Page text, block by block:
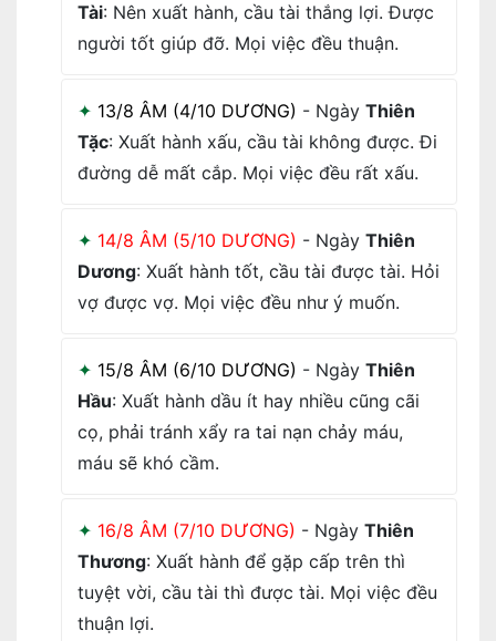
Tài: Nên xuất hành, cầu tài thắng lợi. Được
người tốt giúp đỡ. Mọi việc đều thuận.
13/8 ÂM (4/10 DƯƠNG) - Ngày Thiên
Tặc: Xuất hành xấu, cầu tài không được. Đi
đường dễ mất cắp. Mọi việc đều rất xấu.
14/8 ÂM (5/10 DƯƠNG) - Ngày Thiên
Dương: Xuất hành tốt, cầu tài được tài. Hỏi
vợ được vợ. Mọi việc đều như ý muốn.
15/8 ÂM (6/10 DƯƠNG) - Ngày Thiên
Hầu: Xuất hành dầu ít hay nhiều cũng cãi
cọ, phải tránh xẩy ra tai nạn chảy máu,
máu sẽ khó cầm.
16/8 ÂM (7/10 DƯƠNG) - Ngày Thiên
Thương: Xuất hành để gặp cấp trên thì
tuyệt vời, cầu tài thì được tài. Mọi việc đều
thuận lợi.